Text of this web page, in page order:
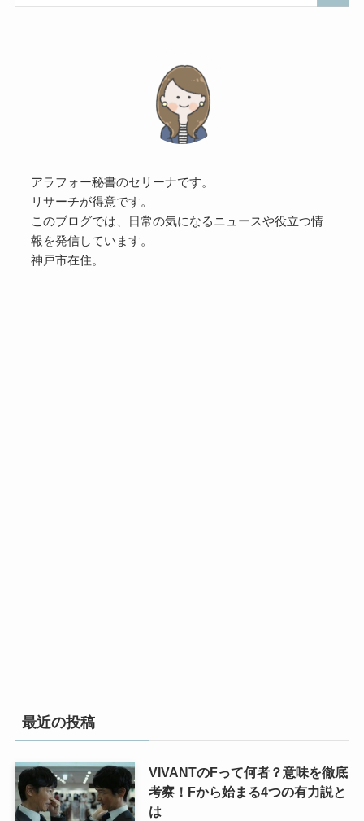
アラフォー秘書のセリーナです。
リサーチが得意です。
このブログでは、日常の気になるニュースや役立つ情
報を発信しています。
神戸市在住。
最近の投稿
VIVANTのFって何者？意味を徹底
考察！Fから始まる4つの有力説と
は